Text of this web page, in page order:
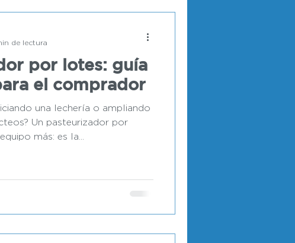
por lotes: guía
el comprador
una lechería o ampliando
Un pasteurizador por
más: es la...
de lectura